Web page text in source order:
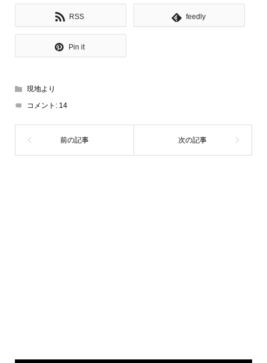
RSS feedly
Pin it
現地より
コメント: 14